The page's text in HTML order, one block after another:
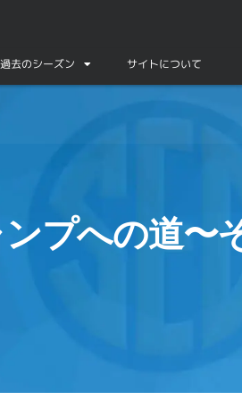
過去のシーズン サイトについて
プへの道〜